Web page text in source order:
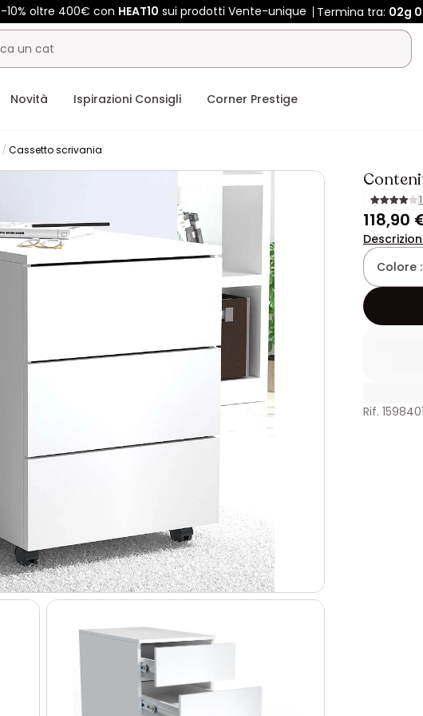
-10% oltre 400€ con HEAT10 sui prodotti Vente-unique Termina tra: 02g
Novità Ispirazioni Consigli Corner Prestige
Cassetto scrivania
118,90
Colore
Rif.